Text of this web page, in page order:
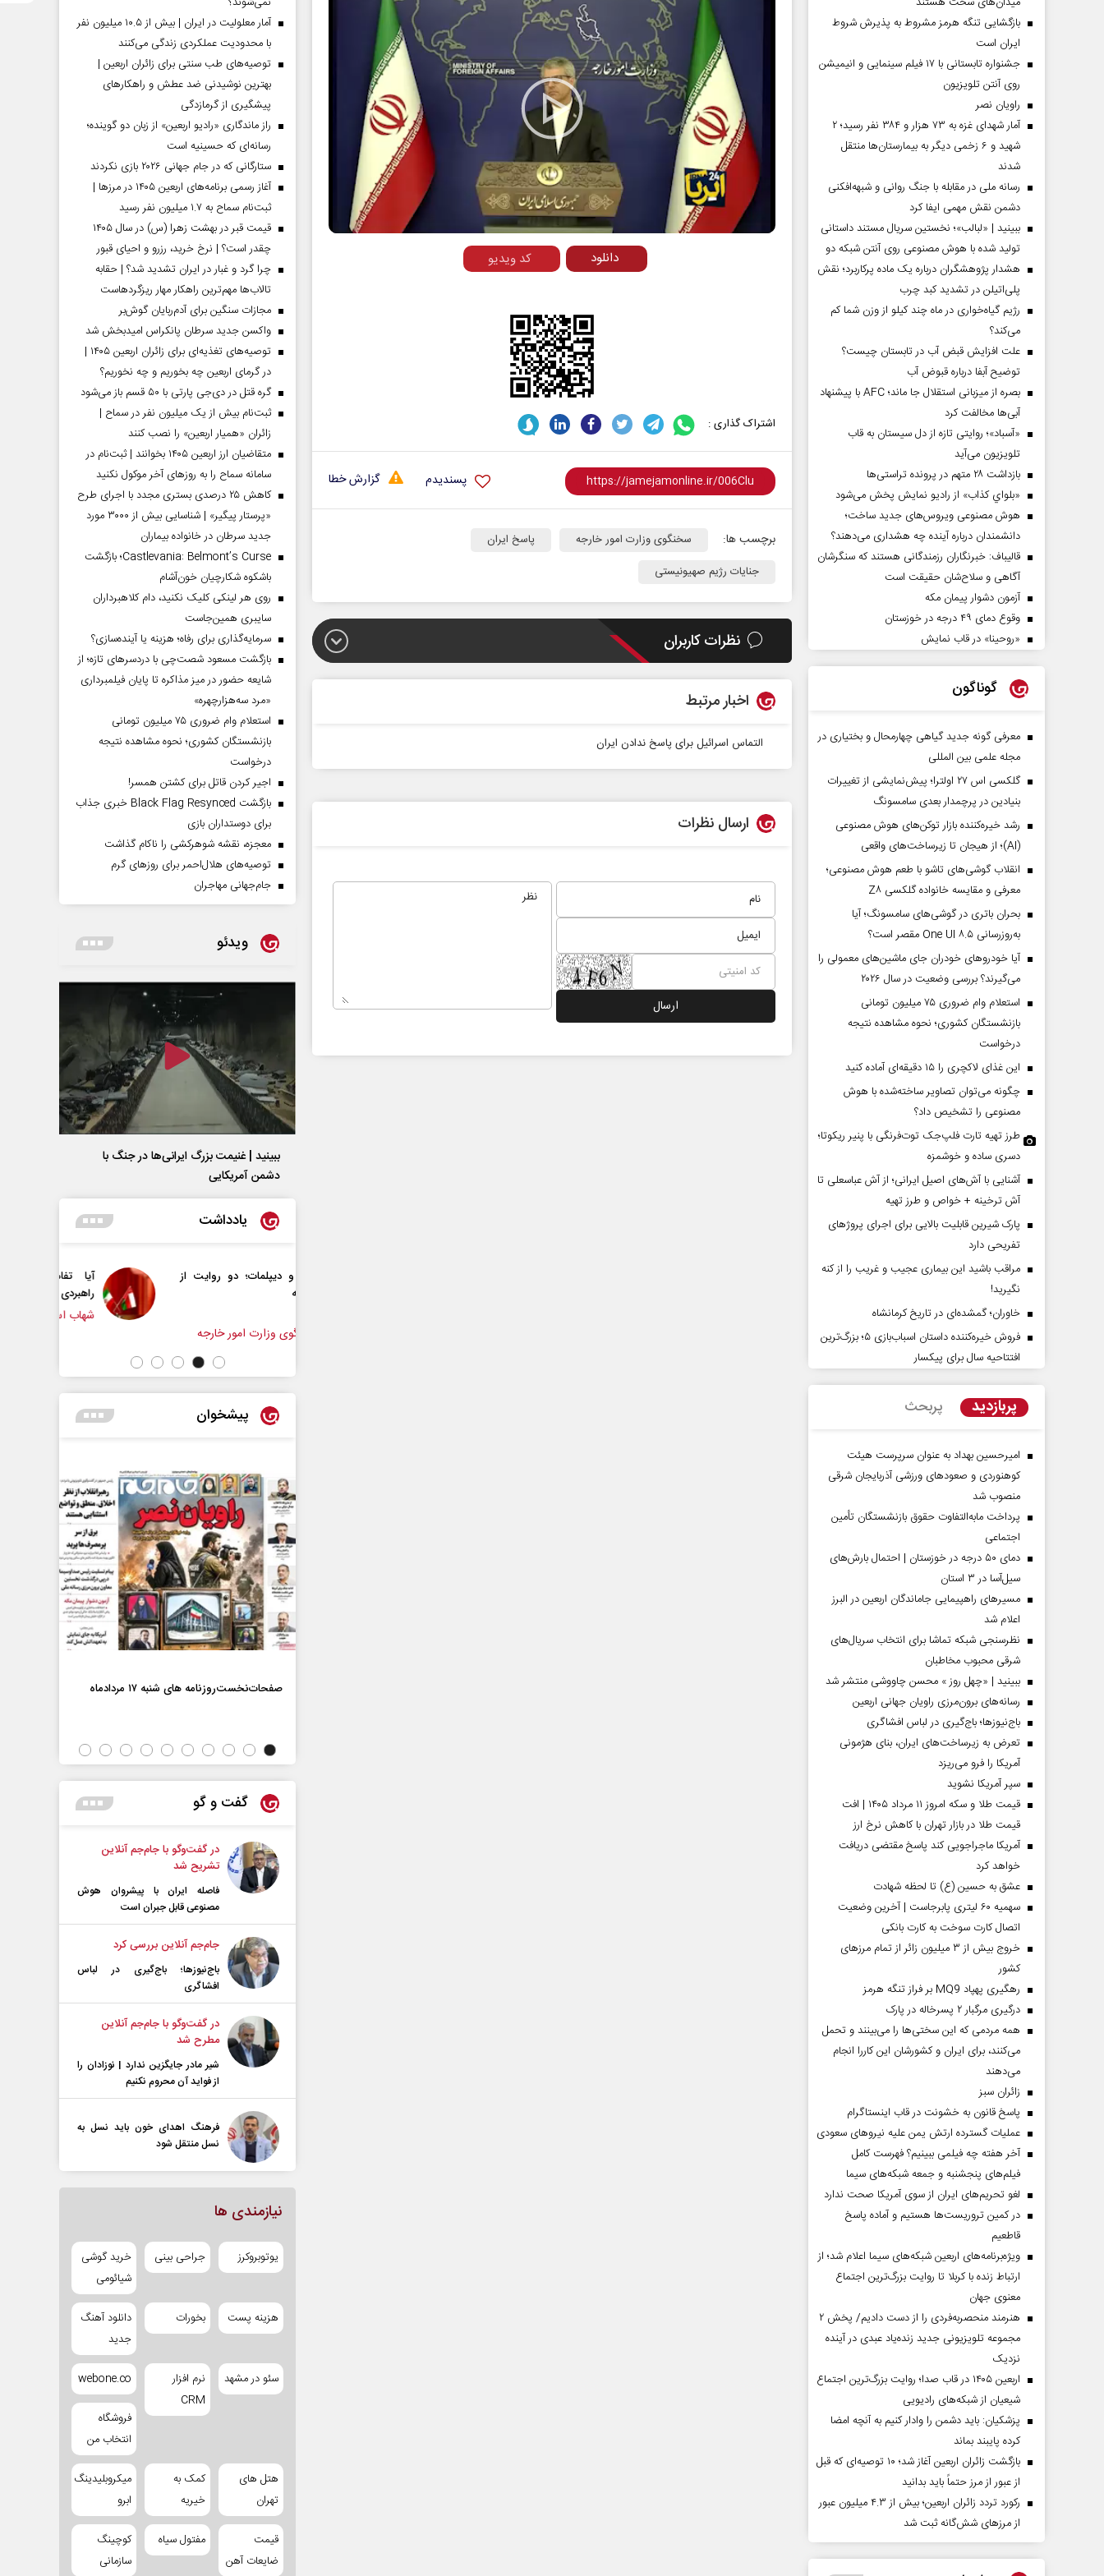
Play
Video
کد ویدیو دانلود
اشتراک گذاری :
گزارش خطا پسندیدم
برچسب ها: سخنگوی وزارت امور خارجه
پاسخ ایران
جنایات رژیم صهیونیستی
نظرات کاربران
اخبار مرتبط
التماس اسرائیل برای پاسخ ندادن ایران
ارسال نظرات
بازگشایی تنگه هرمز مشروط به پذیرش شروط
ایران است
جشنواره تابستانی با ۱۷ فیلم سینمایی و انیمیشن
روی آنتن تلویزیون
راویان نصر
آمار شهدای غزه به ۷۳ هزار و ۳۸۴ نفر رسید؛ ۲
شهید و ۶ زخمی دیگر به بیمارستان‌ها منتقل
شدند
رسانه ملی در مقابله با جنگ روانی و شبهه‌افکنی
دشمن نقش مهمی ایفا کرد
ببینید | «لبالب»؛ نخستین سریال مستند داستانی
تولید شده با هوش مصنوعی روی آنتن شبکه دو
هشدار پژوهشگران درباره یک ماده پرکاربرد؛ نقش
پلی‌اتیلن در تشدید کبد چرب
رژیم گیاه‌خواری در ماه چند کیلو از وزن شما کم
می‌کند؟
علت افزایش قبض آب در تابستان چیست؟
توضیح آبفا درباره قبوض آب
بصره از میزبانی استقلال جا ماند؛ AFC با پیشنهاد
آبی‌ها مخالفت کرد
«آسباد»؛ روایتی تازه از دل سیستان به قاب
تلویزیون می‌آید
بازداشت ۲۸ متهم در پرونده تراستی‌ها
«بلواي کذاب» از رادیو نمایش پخش می‌شود
هوش مصنوعی ویروس‌های جدید ساخت؛
دانشمندان درباره آینده چه هشداری می‌دهند؟
قالیباف: خبرنگاران رزمندگانی هستند که سنگرشان
آگاهی و سلاح‌شان حقیقت است
آزمون دشوار پیمان مکه
وقوع دمای ۴۹ درجه در خوزستان
«روحینا» در قاب نمایش
گوناگون
معرفی گونه جدید گیاهی چهارمحال و بختیاری در
مجله علمی بین المللی
گلکسی اس ۲۷ اولترا؛ پیش‌نمایشی از تغییرات
بنیادین در پرچمدار بعدی سامسونگ
رشد خیره‌کننده بازار توکن‌های هوش مصنوعی
(AI)؛ از هیجان تا زیرساخت‌های واقعی
انقلاب گوشی‌های تاشو‌ با طعم هوش مصنوعی؛
معرفی و مقایسه خانواده گلکسی Z۸
بحران باتری در گوشی‌های سامسونگ؛ آیا
به‌روزرسانی One UI ۸.۵ مقصر است؟
آیا خودروهای خودران جای ماشین‌های معمولی را
می‌گیرند؟ بررسی وضعیت در سال ۲۰۲۶
استعلام وام ضروری ۷۵ میلیون تومانی
بازنشستگان کشوری؛ نحوه مشاهده نتیجه
درخواست
این غذای لاکچری را ۱۵ دقیقه‌ای آماده کنید
چگونه می‌توان تصاویر ساخته‌شده با هوش
مصنوعی را تشخیص داد؟
طرز تهیه تارت فلپ‌جک توت‌فرنگی با پنیر ریکوتا؛
دسری ساده و خوشمزه
آشنایی با آش‌های اصیل ایرانی؛ از آش عباسعلی تا
آش ترخینه + خواص و طرز تهیه
پارک شیرین قابلیت‌ بالایی برای اجرای پروژهای
تفریحی دارد
مراقب باشید این بیماری عجیب و غریب را از کنه
نگیرید!
خاوران؛ گمشده‌ای در تاریخ کرمانشاه
فروش خیره‌کننده داستان اسباب‌بازی ۵؛ بزرگ‌ترین
افتتاحیه سال برای پیکسار
پربازدید پربحث
امیرحسین بهداد به عنوان سرپرست هیئت
کوهنوردی و صعودهای ورزشی آذربایجان شرقی
منصوب شد
پرداخت مابه‌التفاوت حقوق بازنشستگان تأمین
اجتماعی
دمای ۵۰ درجه در خوزستان | احتمال بارش‌های
سیل‌آسا در ۳ استان
مسیر‌های راهپیمایی جاماندگان اربعین در البرز
اعلام شد
نظرسنجی شبکه تماشا برای انتخاب سریال‌های
شرقی محبوب مخاطبان
ببینید | «چهل روز » محسن چاووشی منتشر شد
رسانه‌های برون‌مرزی راویان جهانی اربعین
باج‌نیوزها؛ باج‌گیری در لباس افشاگری
تعرض به زیرساخت‌های ایران، بنای هژمونی
آمریکا را فرو می‌ریزد
سپر آمریکا نشوید
قیمت طلا و سکه امروز ۱۱ مرداد ۱۴۰۵ | افت
قیمت طلا در بازار تهران با کاهش نرخ ارز
آمریکا ماجراجویی کند پاسخ مقتضی دریافت
خواهد کرد
عشق به حسین (ع) تا لحظه شهادت
سهمیه ۶۰ لیتری پابرجاست | آخرین وضعیت
اتصال کارت سوخت به کارت بانکی
خروج بیش از ۳ میلیون زائر از تمام مرز‌های
کشور
رهگیری پهپاد MQ9 بر فراز تنگه هرمز
درگیری مرگبار ۲ پسرخاله در پارک
همه مردمی که این سختی‌ها را می‌بینند و تحمل
می‌کنند، برای ایران و کشورشان این کاررا انجام
می‌دهند
‌زائران سبز
پاسخ قانون به خشونت در قاب اینستاگرام
عملیات گسترده ارتش یمن علیه نیروهای سعودی
آخر هفته چه فیلمی ببینیم؟ فهرست کامل
فیلم‌های پنجشنبه و جمعه شبکه‌های سیما
لغو تحریم‌های ایران از سوی آمریکا صحت ندارد
در کمین تروریست‌ها هستیم و آماده پاسخ
قاطعیم
ویژه‌برنامه‌های اربعین شبکه‌های سیما اعلام شد؛ از
ارتباط زنده با کربلا تا روایت بزرگ‌ترین اجتماع
معنوی جهان
هنرمند منحصر‌به‌فردی را از دست دادیم/ پخش ۲
مجموعه تلویزیونی جدید زنده‌یاد عبدی در آینده
نزدیک
اربعین ۱۴۰۵ در قاب صدا؛ روایت بزرگ‌ترین اجتماع
شیعیان از شبکه‌های رادیویی
پزشکیان: باید دشمن را وادار کنیم به آنچه امضا
کرده پایبند بماند
بازگشت زائران اربعین آغاز شد؛ ۱۰ توصیه‌ای که قبل
از عبور از مرز حتماً باید بدانید
رکورد تردد زائران اربعین؛ بیش از ۴.۳ میلیون عبور
از مرزهای شش‌گانه ثبت شد
آمار معلولیت در ایران | بیش از ۱۰.۵ میلیون نفر
با محدودیت عملکردی زندگی می‌کنند
توصیه‌های طب سنتی برای زائران اربعین |
بهترین نوشیدنی ضد عطش و راهکارهای
پیشگیری از گرمازدگی
راز ماندگاری «رادیو اربعین» از زبان دو گوینده؛
رسانه‌ای که حسینیه است
ستارگانی که در جام جهانی ۲۰۲۶ بازی نکردند
آغاز رسمی برنامه‌های اربعین ۱۴۰۵ در مرز‌ها |
ثبت‌نام سماح به ۱.۷ میلیون نفر رسید
قیمت قبر در بهشت زهرا (س) در سال ۱۴۰۵
چقدر است؟ | نرخ خرید، رزرو و احیای قبور
چرا گرد و غبار در ایران تشدید شد؟ | حقابه
تالاب‌ها مهم‌ترین راهکار مهار ریزگردهاست
مجازات سنگین برای آدم‌ربایان گوش‌بر
واکسن جدید سرطان پانکراس امیدبخش شد
توصیه‌های تغذیه‌ای برای زائران اربعین ۱۴۰۵ |
در گرمای اربعین چه بخوریم و چه نخوریم؟
گره قتل در دی‌جی پارتی با ۵۰ قسم باز می‌شود
ثبت‌نام بیش از یک میلیون نفر در سماح |
زائران «همیار اربعین» را نصب کنند
متقاضیان ارز اربعین ۱۴۰۵ بخوانند | ثبت‌نام در
سامانه سماح را به روز‌های آخر موکول نکنید
کاهش ۲۵ درصدی بستری مجدد با اجرای طرح
«پرستار پیگیر» | شناسایی بیش از ۳۰۰۰ مورد
جدید سرطان در خانواده بیماران
Castlevania: Belmont’s Curse؛ بازگشت
باشکوه شکارچیان خون‌آشام
روی هر لینکی کلیک نکنید، دام کلاهبرداران
سایبری همین‌جاست
سرمایه‌گذاری برای رفاه؛ هزینه یا آینده‌سازی؟
بازگشت مسعود شصت‌چی با دردسر‌های تازه؛ از
شایعه حضور در میز مذاکره تا پایان فیلمبرداری
«مرد سه‌هزارچهره»
استعلام وام ضروری ۷۵ میلیون تومانی
بازنشستگان کشوری؛ نحوه مشاهده نتیجه
درخواست
اجیر کردن قاتل برای کشتن همسر!
بازگشت Black Flag Resynced خبری جذاب
برای دوستداران بازی
معجزه، نقشه شوهرکشی را ناکام گذاشت
توصیه‌های هلال‌احمر برای روز‌های گرم
جام‌جهانی مهاجران
ویدئو
ببینید | غنیمت بزرگ ایرانی‌ها در جنگ با
دشمن آمریکایی
یادداشت
کلان آمریکا ضدایران
سازمان ملل بی‌بدیل نیست
خبرنگار و دیپلمات؛ دو روایت از
آیا تفاهم‌نامه حداکثر دستاورد
راهبردی ایران بود؟
شهاب اسفندیاری
پیشخوان
صفحات نخست‌روزنامه‌ها‌ی‌چهارشنبه‌۷‌مردادماه
صفحات‌نخست‌روزنامه ها‌ی شنبه ۱۷ مردادماه
گفت و گو
در گفت‌و‌گو با جام‌جم آنلاین
تشریح شد
فاصله ایران با پیشرو‌ان هوش
مصنوعی قابل جبران است
جام‌جم آنلاین بررسی کرد
باج‌نیوزها؛ باج‌گیری در لباس
افشاگری
در گفت‌و‌گو با جام‌جم آنلاین
مطرح شد
شیر مادر جایگزین ندارد | نوزادان را
از فواید آن محروم نکنیم
فرهنگ اهدای خون باید نسل به
نسل منتقل شود
نیازمندی ها
یوتوبروکرز جراحی بینی
خرید گوشی
شیائومی
هزینه پست بخورات
دانلود آهنگ
جدید
سئو در مشهد
نرم افزار
CRM
webone.co
فروشگاه
انتخاب من
هتل های
تهران
کمک به
خیریه
میکروبلیدینگ
ابرو
قیمت
ضایعات آهن
مفتول سیاه
کوچینگ
سازمانی